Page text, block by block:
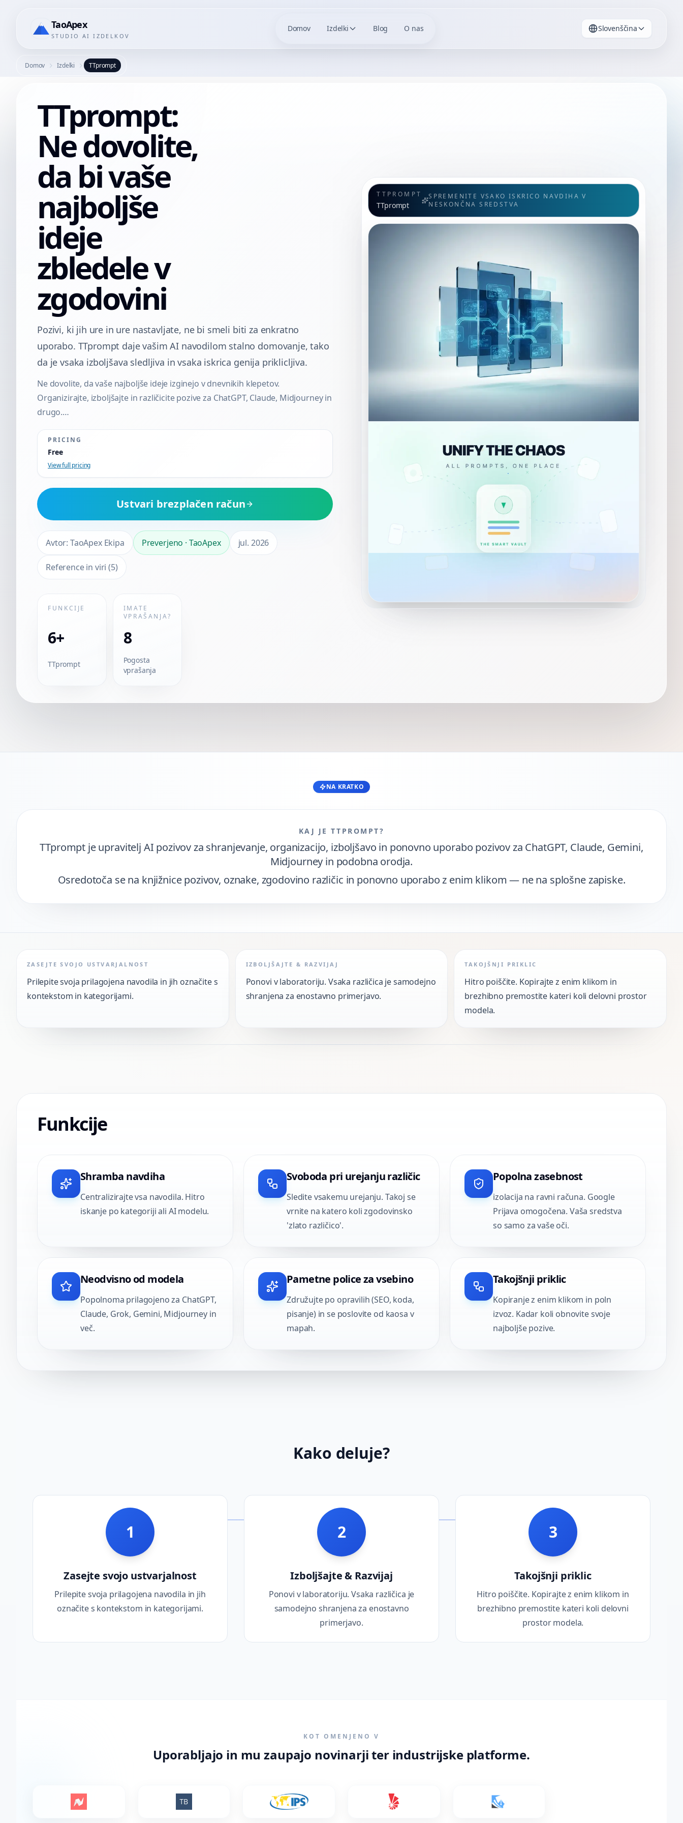
TaoApex
STUDIO AI IZDELKOV
Domov Izdelki Blog O nas Slovenščina
Domov Izdelki TTprompt
TTprompt:
Ne dovolite,
da bi vaše
najboljše
ideje
zbledele v
zgodovini
Pozivi, ki jih ure in ure nastavljate, ne bi smeli biti za enkratno
uporabo. TTprompt daje vašim AI navodilom stalno domovanje, tako
da je vsaka izboljšava sledljiva in vsaka iskrica genija priklicljiva.
Ne dovolite, da vaše najboljše ideje izginejo v dnevnikih klepetov.
Organizirajte, izboljšajte in različicite pozive za ChatGPT, Claude, Midjourney in
drugo.…
PRICING
Free
View full pricing
Ustvari brezplačen račun
Avtor: TaoApex Ekipa Preverjeno · TaoApex jul. 2026
Reference in viri (5)
FUNKCIJE
6+
TTprompt
IMATE
VPRAŠANJA?
8
Pogosta
vprašanja
TTPROMPT
TTprompt
SPREMENITE VSAKO ISKRICO NAVDIHA V
NESKONČNA SREDSTVA
NA KRATKO
KAJ JE TTPROMPT?
TTprompt je upravitelj AI pozivov za shranjevanje, organizacijo, izboljšavo in ponovno uporabo pozivov za ChatGPT, Claude, Gemini,
Midjourney in podobna orodja.
Osredotoča se na knjižnice pozivov, oznake, zgodovino različic in ponovno uporabo z enim klikom — ne na splošne zapiske.
ZASEJTE SVOJO USTVARJALNOST
Prilepite svoja prilagojena navodila in jih označite s
kontekstom in kategorijami.
IZBOLJŠAJTE & RAZVIJAJ
Ponovi v laboratoriju. Vsaka različica je samodejno
shranjena za enostavno primerjavo.
TAKOJŠNJI PRIKLIC
Hitro poiščite. Kopirajte z enim klikom in
brezhibno premostite kateri koli delovni prostor
modela.
Funkcije
Shramba navdiha
Centralizirajte vsa navodila. Hitro
iskanje po kategoriji ali AI modelu.
Svoboda pri urejanju različic
Sledite vsakemu urejanju. Takoj se
vrnite na katero koli zgodovinsko
'zlato različico'.
Popolna zasebnost
izolacija na ravni računa. Google
Prijava omogočena. Vaša sredstva
so samo za vaše oči.
Neodvisno od modela
Popolnoma prilagojeno za ChatGPT,
Claude, Grok, Gemini, Midjourney in
več.
Pametne police za vsebino
Združujte po opravilih (SEO, koda,
pisanje) in se poslovite od kaosa v
mapah.
Takojšnji priklic
Kopiranje z enim klikom in poln
izvoz. Kadar koli obnovite svoje
najboljše pozive.
Kako deluje?
1
Zasejte svojo ustvarjalnost
Prilepite svoja prilagojena navodila in jih
označite s kontekstom in kategorijami.
2
Izboljšajte & Razvijaj
Ponovi v laboratoriju. Vsaka različica je
samodejno shranjena za enostavno
primerjavo.
3
Takojšnji priklic
Hitro poiščite. Kopirajte z enim klikom in
brezhibno premostite kateri koli delovni
prostor modela.
KOT OMENJENO V
Uporabljajo in mu zaupajo novinarji ter industrijske platforme.